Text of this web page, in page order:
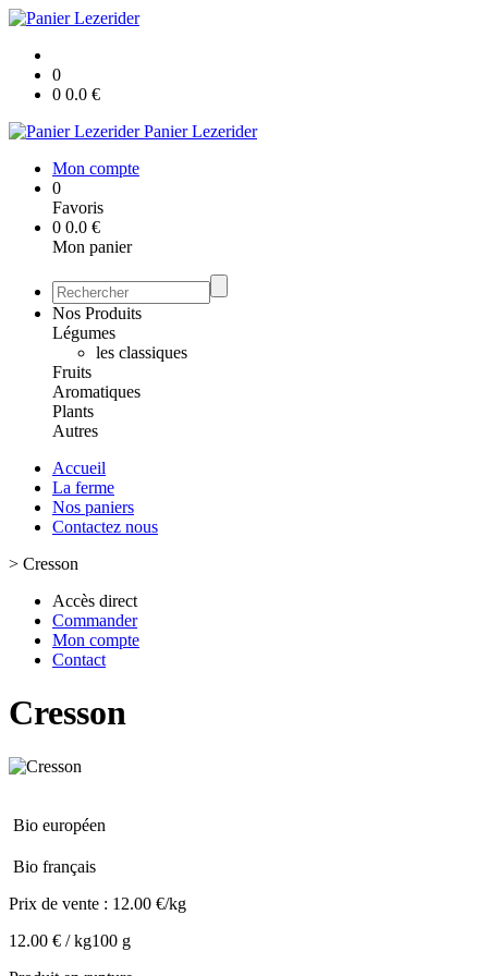
0
0 0.0 €
Panier Lezerider
Mon compte
0
Favoris
0 0.0 €
Mon panier
Nos Produits
Légumes
les classiques
Fruits
Aromatiques
Plants
Autres
Accueil
La ferme
Nos paniers
Contactez nous
> Cresson
Accès direct
Commander
Mon compte
Contact
Cresson
Bio européen
Bio français
Prix de vente : 12.00 €/kg
12.00 € / kg100 g